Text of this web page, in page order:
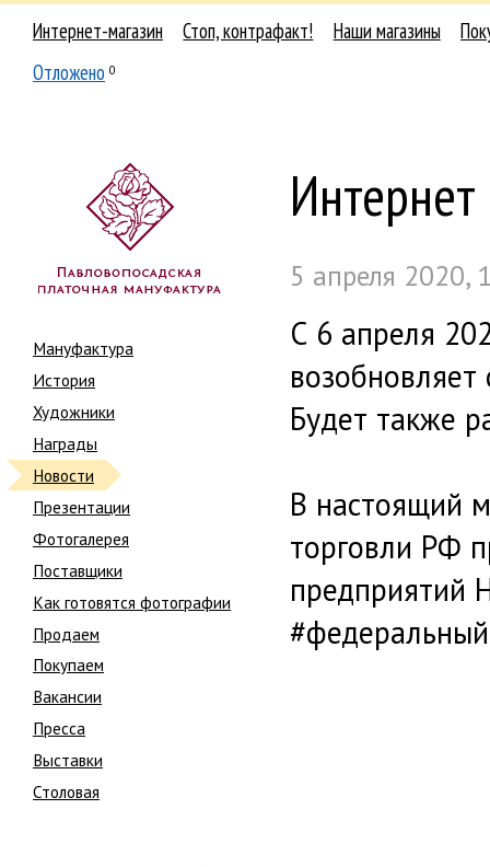
Интернет-магазин Стоп, контрафакт! Наши магазины
Отложено 0
Мануфактура
История
Художники
Награды
Новости
Презентации
Фотогалерея
Поставщики
Как готовятся фотографии
Продаем
Покупаем
Вакансии
Пресса
Выставки
Столовая
5 апреля 2020,
С 6 апреля
Будет также
В настоящий
торговли РФ
предприятий